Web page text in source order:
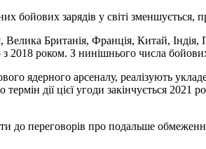
зарядів у світі зменшується,
Британія, Франція, Китай, Індія,
роком. З нинішнього числа
ядерного арсеналу, реалізують
дії цієї угоди закінчується 2021
до переговорів про подальше